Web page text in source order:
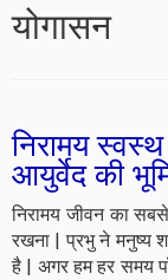
योगासन
निरामय
आयुर्वेद की
निरामय जीवन का
रखना | प्रभु ने मनुष्य
है | अगर हम हर समय